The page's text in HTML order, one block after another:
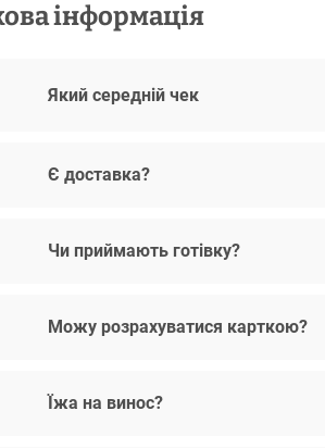
інформація
Який середній чек
Є доставка?
Чи приймають готівку?
Можу розрахуватися карткою?
Їжа на винос?